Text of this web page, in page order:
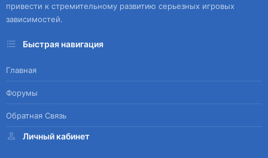
привести к стремительному развитию серьезных игровых
зависимостей.
Быстрая навигация
Главная
Форумы
Обратная Связь
Личный кабинет